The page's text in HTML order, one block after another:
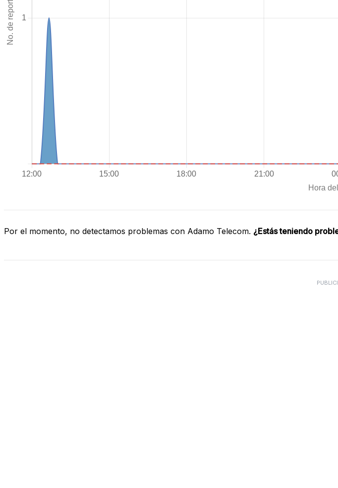
Por el momento, no detectamos problemas con Adamo Telecom. ¿Estás teniendo